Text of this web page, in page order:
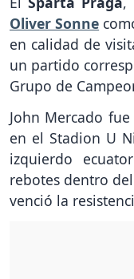
Oliver Sonne
en calidad de
un partido
Grupo de
John Mercado
en el Stadion U
izquierdo
rebotes dentro
venció la